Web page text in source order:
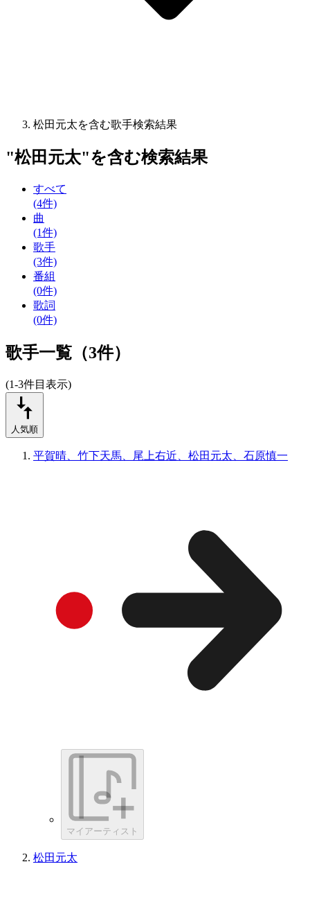
松田元太を含む歌手検索結果
"松田元太"を含む検索結果
すべて
(4件)
曲
(1件)
歌手
(3件)
番組
(0件)
歌詞
(0件)
歌手一覧（3件）
(1-3件目表示)
人気順
平賀晴、竹下天馬、尾上右近、松田元太、石原慎一
マイアーティスト
松田元太